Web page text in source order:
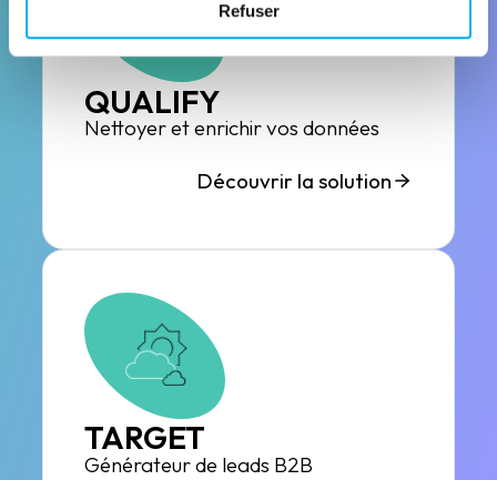
Refuser
QUALIFY
Nettoyer et enrichir vos données
Découvrir la solution
TARGET
Générateur de leads B2B